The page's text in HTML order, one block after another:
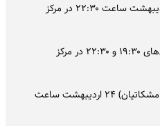
حمید هیراد و سینا درخشنده ۲۲ اردیبهشت ساعت ۲۲:۳۰ در مرکز
مجید خراطها ۲۳ اردیبهشت سانس‌های ۱۹:۳۰ و ۲۲:۳۰ در مرکز
«بر سریر نغمه» (گرامیداشت استاد مشکاتیان) ۲۴ اردیبهشت ساعت